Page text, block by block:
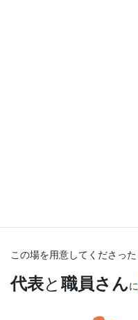
この場を用意してくださった
代表と 職員さんに